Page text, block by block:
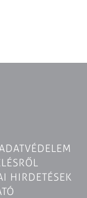
ADATVÉDELEM
HIRDETÉSEK